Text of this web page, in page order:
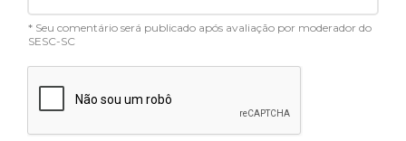
* Seu comentário será publicado após avaliação por moderador do
SESC-SC